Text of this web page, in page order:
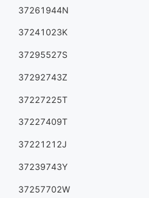
37261944N
37241023K
37295527S
37292743Z
37227225T
37227409T
37221212J
37239743Y
37257702W